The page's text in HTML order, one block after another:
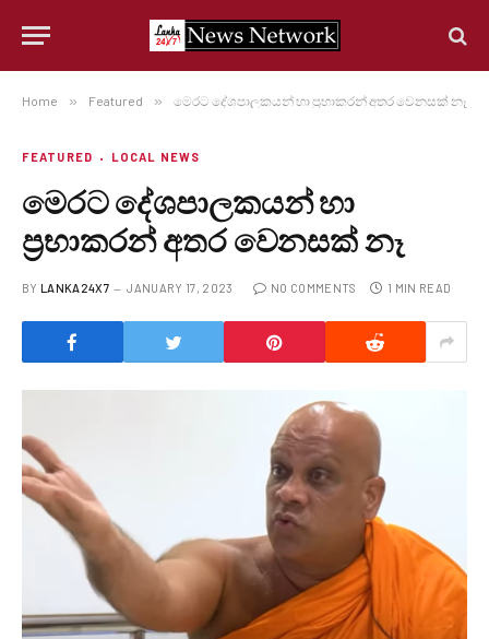
Home » Featured » මෙරට දේශපාලකයන් හා ප්‍රභාකරන් අතර වෙනසක් නෑ
FEATURED LOCAL NEWS
මෙරට දේශපාලකයන් හා
ප්‍රභාකරන් අතර වෙනසක් නෑ
BY LANKA24X7 JANUARY 17, 2023 NO COMMENTS 1 MIN READ